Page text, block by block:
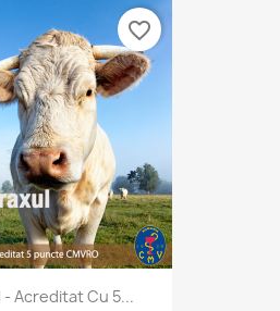
Acreditat Cu 5...
favorite_border